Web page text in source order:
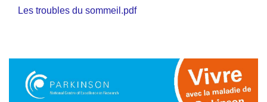
Les troubles du sommeil.pdf